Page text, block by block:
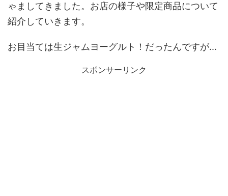
ゃましてきました。お店の様子や限定商品について
紹介していきます。
お目当ては生ジャムヨーグルト！だったんですが...
スポンサーリンク